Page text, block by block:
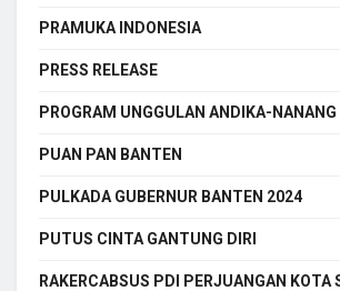
PRAMUKA INDONESIA
PRESS RELEASE
PROGRAM UNGGULAN ANDIKA-NANANG
PUAN PAN BANTEN
PULKADA GUBERNUR BANTEN 2024
PUTUS CINTA GANTUNG DIRI
RAKERCABSUS PDI PERJUANGAN KOTA